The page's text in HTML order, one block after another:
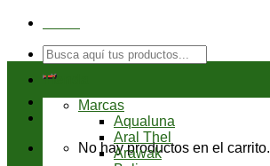
Buscar
por:
No hay productos en el carrito.
Tienda
Marcas
Aqualuna
Aral Thel
Arawak